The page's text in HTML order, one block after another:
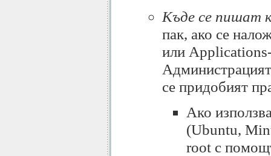
Къде се пишат
пак, ако се
или
се придобият
Aко
(Ubuntu,
root с